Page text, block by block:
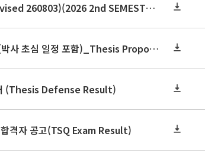
2026학년도 2학기 보건대학원 강의시간표(revised 260803)(2026 2nd SEMESTER SNU GSPH TIMETABLE)
2026학년도 2학기 논문작성계획서 제출 안내(박사 초심 일정 포함)_Thesis Proposal
(Thesis Defense Result)
격자 공고(TSQ Exam Result)